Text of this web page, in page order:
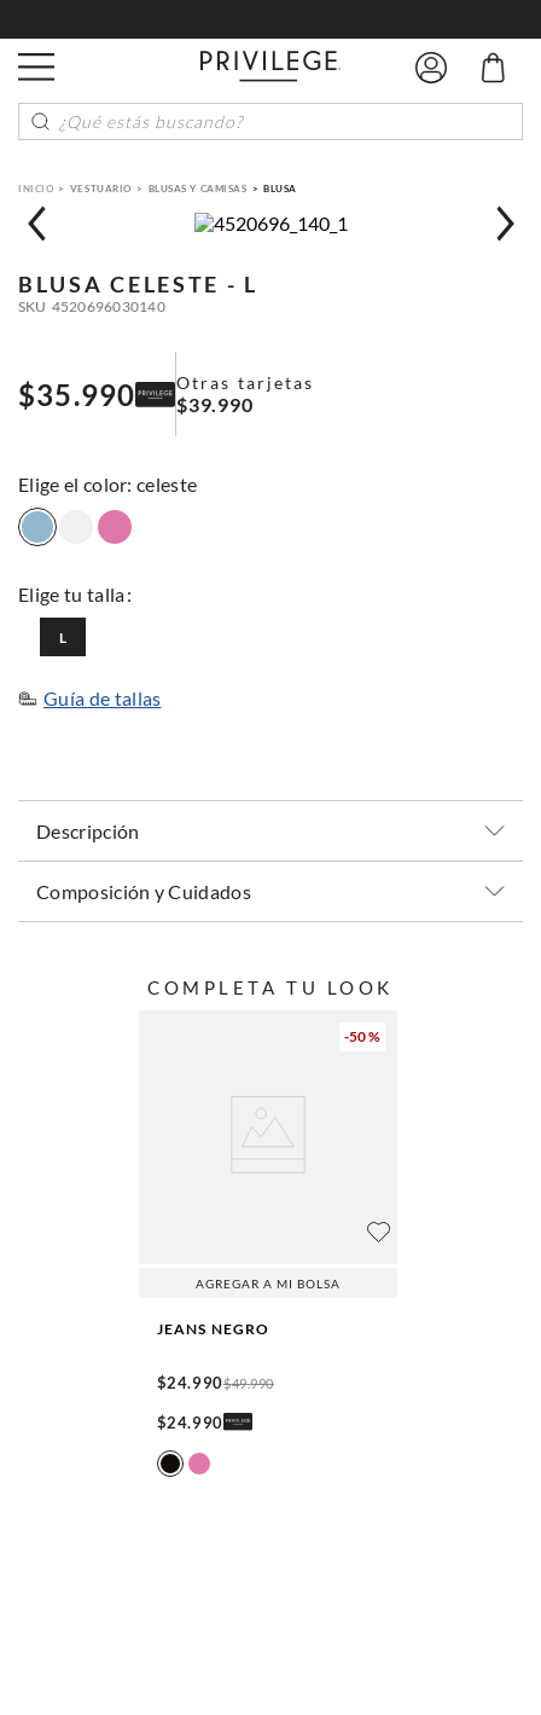
¿Qué estás buscando?
VESTUARIO BLUSAS Y CAMISAS BLUSA
BLUSA CELESTE - L
SKU 4520696030140
$35.990 Otras tarjetas
$39.990
: celeste
L
Guía de tallas
Descripción
Composición y Cuidados
COMPLETA TU LOOK
-50 %
AGREGAR A MI BOLSA
JEANS NEGRO
$24.990$49.990
$24.990